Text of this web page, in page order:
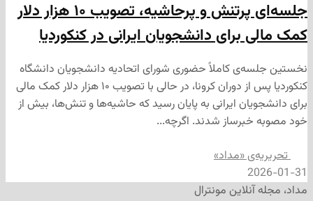
جلسه‌ای پرتنش و پرحاشیه، تصویب ۱۰ هزار دلار
دانشجویان ایرانی در کنکوردیا
کاملاً حضوری شورای اتحادیه دانشجویان دانشگاه
کنکوردیا پس از دوران کرونا، در حالی با تصویب ۱۰ هزار دلار کمک مالی
ایرانی به پایان رسید که حاشیه‌ها و تنش‌ها، بیش از
شدند. اگرچه...
«مداد»
مونترال